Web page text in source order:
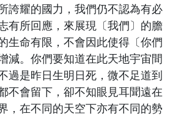
誇耀的國力，我們仍不認為有必
有所回應，來展現〔我們〕的膽
生命有限，不會因此使得〔你們
減。你們要知道在此天地宇宙間
過是昨日生明日死，微不足道到
不會留下，卻不知眼見耳聞遠在
，在不同的天空下亦有不同的勢